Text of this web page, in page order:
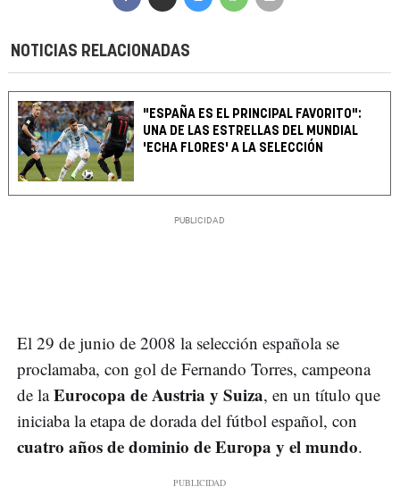
NOTICIAS RELACIONADAS
"ESPAÑA ES EL PRINCIPAL FAVORITO":
UNA DE LAS ESTRELLAS DEL MUNDIAL
'ECHA FLORES' A LA SELECCIÓN
El 29 de junio de 2008 la selección española se
proclamaba, con gol de Fernando Torres, campeona
de laEurocopa de Austria y Suiza, en un título que
iniciaba la etapa de dorada del fútbol español, con
cuatro años de dominio de Europa y el mundo.